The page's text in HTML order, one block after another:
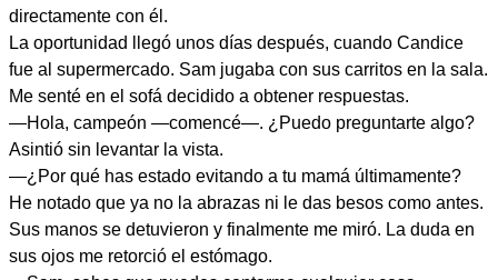
directamente con él.
La oportunidad llegó unos días después, cuando Candice
fue al supermercado. Sam jugaba con sus carritos en la sala.
Me senté en el sofá decidido a obtener respuestas.
—Hola, campeón —comencé—. ¿Puedo preguntarte algo?
Asintió sin levantar la vista.
—¿Por qué has estado evitando a tu mamá últimamente?
He notado que ya no la abrazas ni le das besos como antes.
Sus manos se detuvieron y finalmente me miró. La duda en
sus ojos me retorció el estómago.